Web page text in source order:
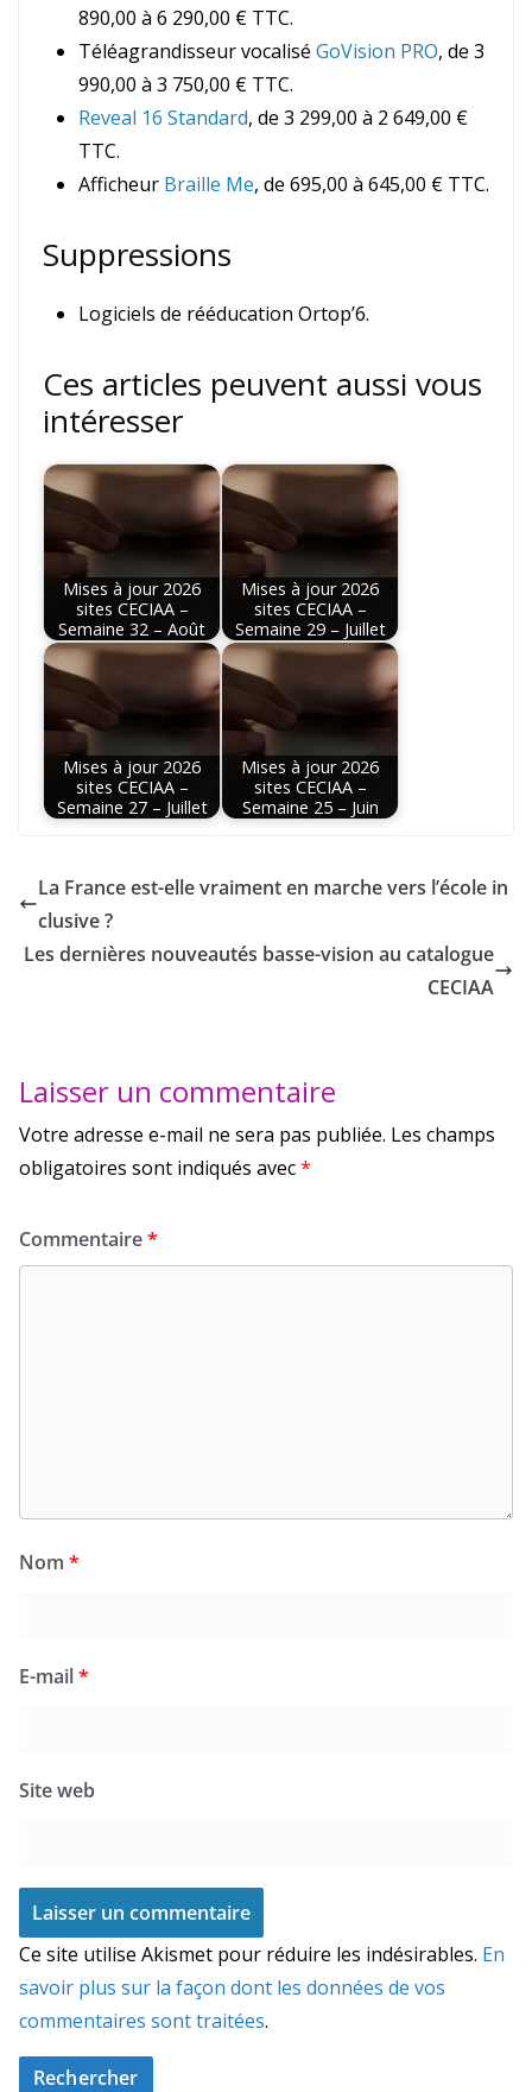
890,00 à 6 290,00 € TTC.
Téléagrandisseur vocalisé GoVision PRO, de 3
990,00 à 3 750,00 € TTC.
Reveal 16 Standard, de 3 299,00 à 2 649,00 €
TTC.
Afficheur Braille Me, de 695,00 à 645,00 € TTC.
Suppressions
Logiciels de rééducation Ortop’6.
Ces articles peuvent aussi vous
intéresser
Mises à jour 2026
sites CECIAA –
Semaine 32 – Août
Mises à jour 2026
sites CECIAA –
Semaine 29 – Juillet
Mises à jour 2026
sites CECIAA –
Semaine 27 – Juillet
Mises à jour 2026
sites CECIAA –
Semaine 25 – Juin
La France est-elle vraiment en marche vers l’école in
clusive ?
Les dernières nouveautés basse-vision au catalogue
CECIAA
Laisser un commentaire
Votre adresse e-mail ne sera pas publiée. Les champs
obligatoires sont indiqués avec*
Commentaire*
Nom *
E-mail*
Site web
Ce site utilise Akismet pour réduire les indésirables. En
savoir plus sur la façon dont les données de vos
commentaires sont traitées.
Rechercher